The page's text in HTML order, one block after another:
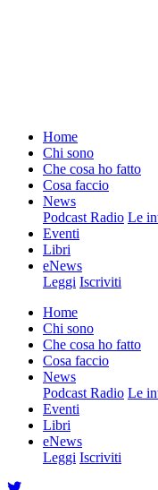
Home
Chi sono
Che cosa ho fatto
Cosa faccio
News
Podcast Radio Le
Eventi
Libri
eNews
Leggi Iscriviti
Home
Chi sono
Che cosa ho fatto
Cosa faccio
News
Podcast Radio Le
Eventi
Libri
eNews
Leggi Iscriviti